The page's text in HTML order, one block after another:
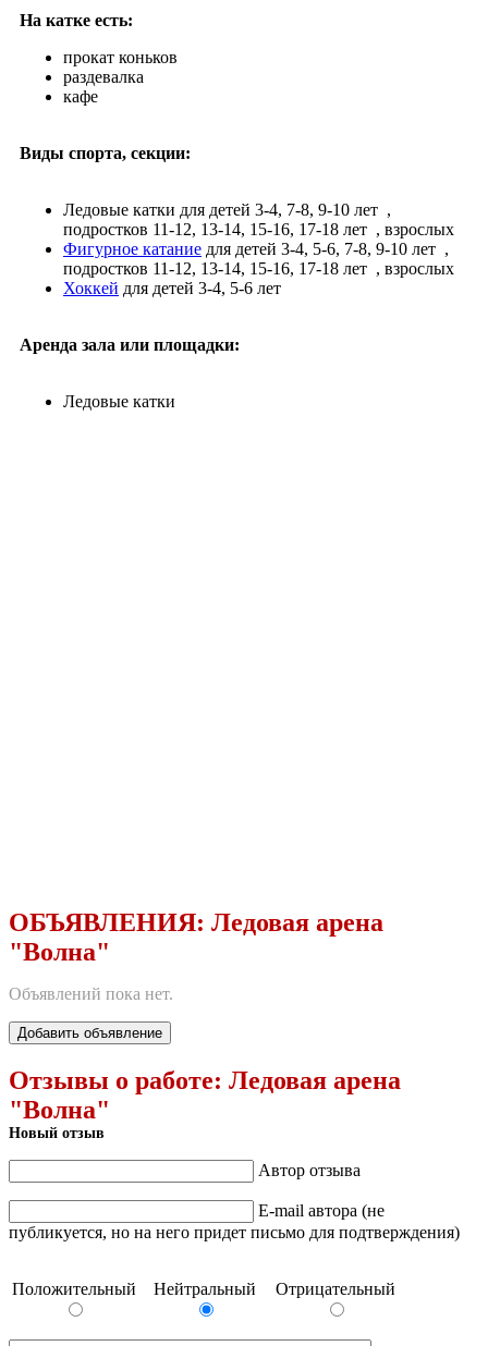
На катке есть:
прокат коньков
раздевалка
кафе
Виды спорта, секции:
Ледовые катки для детей 3-4, 7-8, 9-10 лет ,
подростков 11-12, 13-14, 15-16, 17-18 лет , взрослых
Фигурное катание для детей 3-4, 5-6, 7-8, 9-10 лет ,
подростков 11-12, 13-14, 15-16, 17-18 лет , взрослых
Хоккей для детей 3-4, 5-6 лет
Аренда зала или площадки:
Ледовые катки
ОБЪЯВЛЕНИЯ: Ледовая арена
"Волна"
Объявлений пока нет.
Добавить объявление
Отзывы о работе: Ледовая арена
"Волна"
Новый отзыв
Автор отзыва
E-mail автора (не
публикуется, но на него придет письмо для подтверждения)
Положительный Нейтральный Отрицательный